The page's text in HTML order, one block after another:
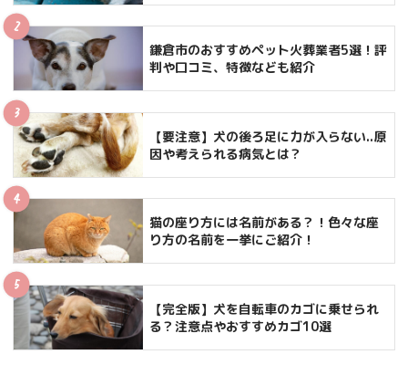
鎌倉市のおすすめペット火葬業者5選！評
判や口コミ、特徴なども紹介
【要注意】犬の後ろ足に力が入らない..原
因や考えられる病気とは？
猫の座り方には名前がある？！色々な座
り方の名前を一挙にご紹介！
【完全版】犬を自転車のカゴに乗せられ
る？注意点やおすすめカゴ10選